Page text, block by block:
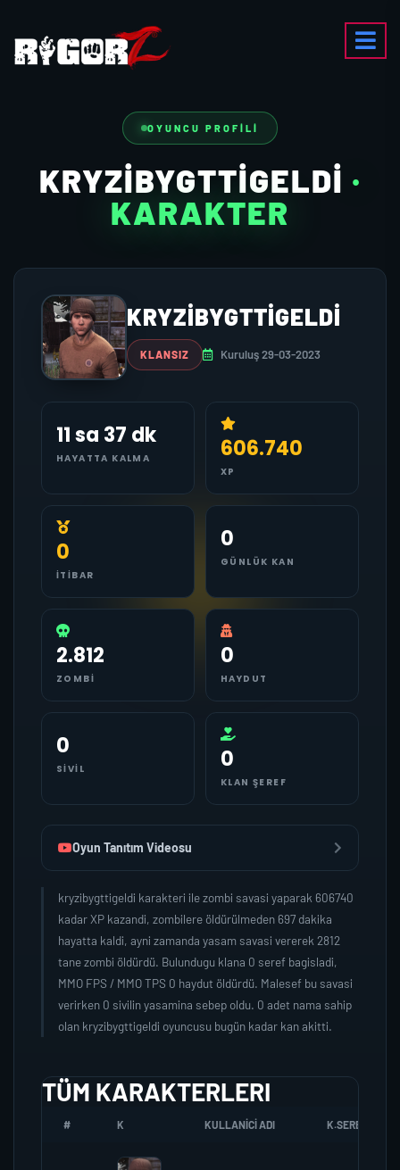
OYUNCU PROFILI
KRYZIBYGTTIGELDI ·
KARAKTER
KRYZIBYGTTIGELDI
KLANSIZ Kuruluş 29-03-2023
11 sa 37 dk
HAYATTA KALMA 606.740
XP
0
İTIBAR
0
GÜNLÜK KAN
2.812
ZOMBI
0
HAYDUT
0
SIVIL 0
KLAN ŞEREF
Oyun Tanıtım Videosu
kryzibygttigeldi karakteri ile zombi savasi yaparak 606740
kadar XP kazandi, zombilere öldürülmeden 697 dakika
hayatta kaldi, ayni zamanda yasam savasi vererek 2812
tane zombi öldürdü. Bulundugu klana 0 seref bagisladi,
MMO FPS / MMO TPS 0 haydut öldürdü. Malesef bu savasi
verirken 0 sivilin yasamina sebep oldu. 0 adet nama sahip
olan kryzibygttigeldi oyuncusu bugün kadar kan akitti.
TÜM KARAKTERLERI
# K KULLANICI ADI K.SEREFI